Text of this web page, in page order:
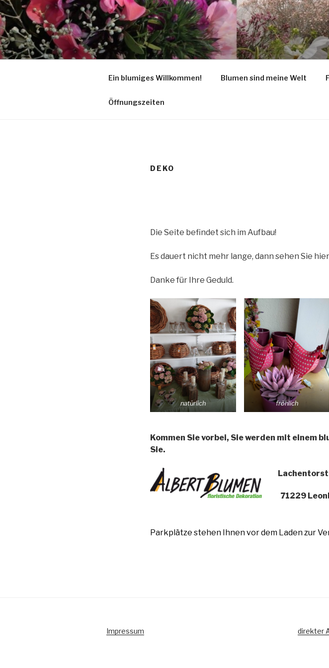
Zum
Inhalt
springen
Ein blumiges Willkommen! Blumen sind meine Welt
Öffnungszeiten
DEKO
Die Seite befindet sich im Aufbau!
Es dauert nicht mehr lange, dann sehen Sie
Danke für Ihre Geduld.
natürlich fröhlich
Kommen Sie vorbei, Sie werden mit einem
Sie.
71229
Parkplätze stehen Ihnen vor dem Laden zur
Impressum direkter